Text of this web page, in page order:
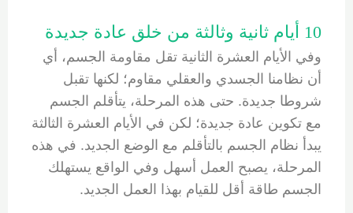
10 أيام ثانية وثالثة من خلق عادة جديدة
وفي الأيام العشرة الثانية تقل مقاومة الجسم، أي
أن نظامنا الجسدي والعقلي مقاوم؛ لكنها تقبل
شروطا جديدة. حتى هذه المرحلة، يتأقلم الجسم
مع تكوين عادة جديدة؛ لكن في الأيام العشرة الثالثة
يبدأ نظام الجسم بالتأقلم مع الوضع الجديد. في هذه
المرحلة، يصبح العمل أسهل وفي الواقع يستهلك
الجسم طاقة أقل للقيام بهذا العمل الجديد.